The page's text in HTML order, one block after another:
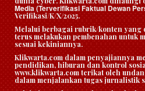
Media (Terverifikasi Faktual Dewan
Verifikasi/K/X/2025.
Melalui berbagai rubrik/konten yang
terus melakukan pembenahan untuk
sesuai kekiniannya.
Klikwarta.com dalam penyajiannya
pendidikan, hiburan dan kontrol
www.klikwarta.com terikat oleh
dalam menjalankan tugas jurnalistik